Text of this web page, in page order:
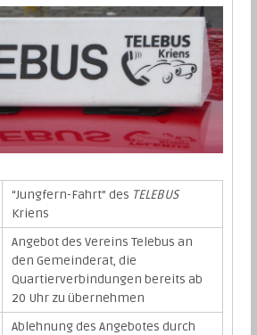
“Jungfern-Fahrt” des TELEBUS
Kriens
Angebot des Vereins Telebus an
den Gemeinderat, die
Quartierverbindungen bereits ab
20 Uhr zu übernehmen
Ablehnung des Angebotes durch